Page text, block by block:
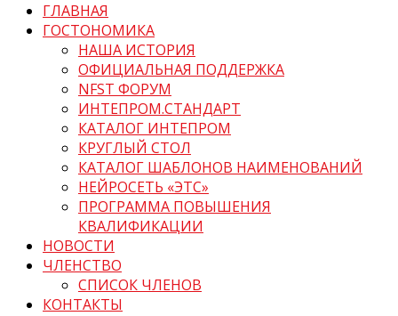
ГЛАВНАЯ
ГОСТОНОМИКА
НАША ИСТОРИЯ
ОФИЦИАЛЬНАЯ ПОДДЕРЖКА
NFST ФОРУМ
ИНТЕПРОМ.СТАНДАРТ
КАТАЛОГ ИНТЕПРОМ
КРУГЛЫЙ СТОЛ
КАТАЛОГ ШАБЛОНОВ НАИМЕНОВАНИЙ
НЕЙРОСЕТЬ «ЭТС»
ПРОГРАММА ПОВЫШЕНИЯ
КВАЛИФИКАЦИИ
НОВОСТИ
ЧЛЕНСТВО
СПИСОК ЧЛЕНОВ
КОНТАКТЫ